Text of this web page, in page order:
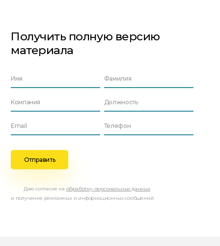
Получить полную версию
материала
Даю согласие на обработку персональных данных
и получение рекламных и информационных сообщений.